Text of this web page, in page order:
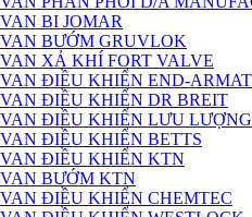
VAN BI JOMAR
VAN BƯỚM GRUVLOK
VAN XẢ KHÍ FORT VALVE
VAN ĐIỀU KHIỂN END-
VAN ĐIỀU KHIỂN DR BREIT
VAN ĐIỀU KHIỂN LƯU LƯỢNG
VAN ĐIỀU KHIỂN BETTS
VAN ĐIỀU KHIỂN KTN
VAN BƯỚM KTN
VAN ĐIỀU KHIỂN CHEMTEC